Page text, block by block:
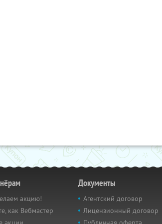
акцию!
как Вебмастер
Документы
Агентский договор
Лицензионный договор